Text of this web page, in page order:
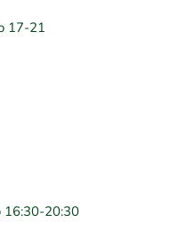
17-21
16:30-20:30